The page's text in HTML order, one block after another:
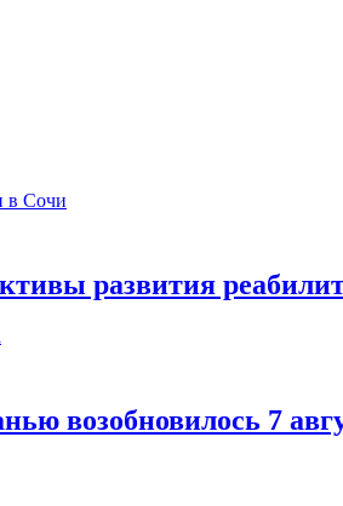
развития
возобновилось 7